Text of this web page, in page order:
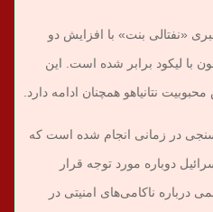
«نفتالی بنت» با افزایش دو
و اکنون با لیکود برابر شده است. این
نتانیاهو همچنان ادامه دارد.
در زمانی انجام شده است که
دوباره مورد توجه قرار
درباره ناکامی‌های امنیتی در